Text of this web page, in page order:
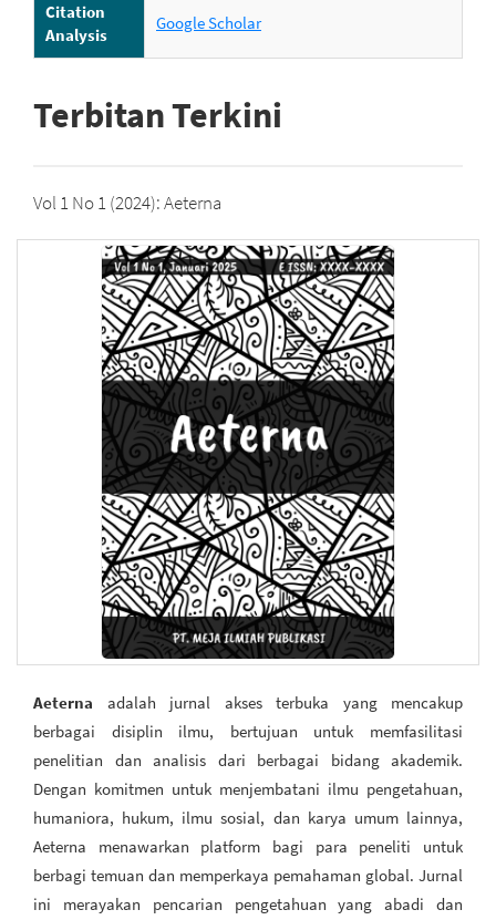
Citation
Analysis
Google Scholar
Terbitan Terkini
Vol 1 No 1 (2024): Aeterna
Aeterna adalah jurnal akses terbuka yang mencakup
berbagai disiplin ilmu, bertujuan untuk memfasilitasi
penelitian dan analisis dari berbagai bidang akademik.
Dengan komitmen untuk menjembatani ilmu pengetahuan,
humaniora, hukum, ilmu sosial, dan karya umum lainnya,
Aeterna menawarkan platform bagi para peneliti untuk
berbagi temuan dan memperkaya pemahaman global. Jurnal
ini merayakan pencarian pengetahuan yang abadi dan